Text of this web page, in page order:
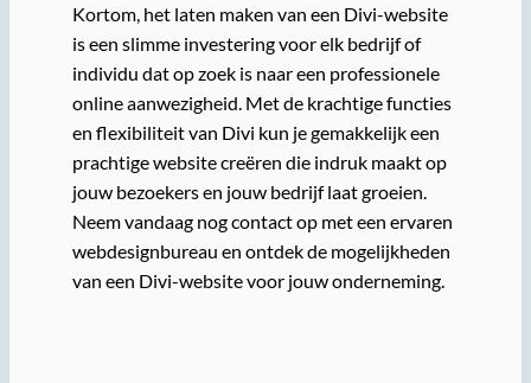
Kortom, het laten maken van een Divi-website
is een slimme investering voor elk bedrijf of
individu dat op zoek is naar een professionele
online aanwezigheid. Met de krachtige functies
en flexibiliteit van Divi kun je gemakkelijk een
prachtige website creëren die indruk maakt op
jouw bezoekers en jouw bedrijf laat groeien.
Neem vandaag nog contact op met een ervaren
webdesignbureau en ontdek de mogelijkheden
van een Divi-website voor jouw onderneming.